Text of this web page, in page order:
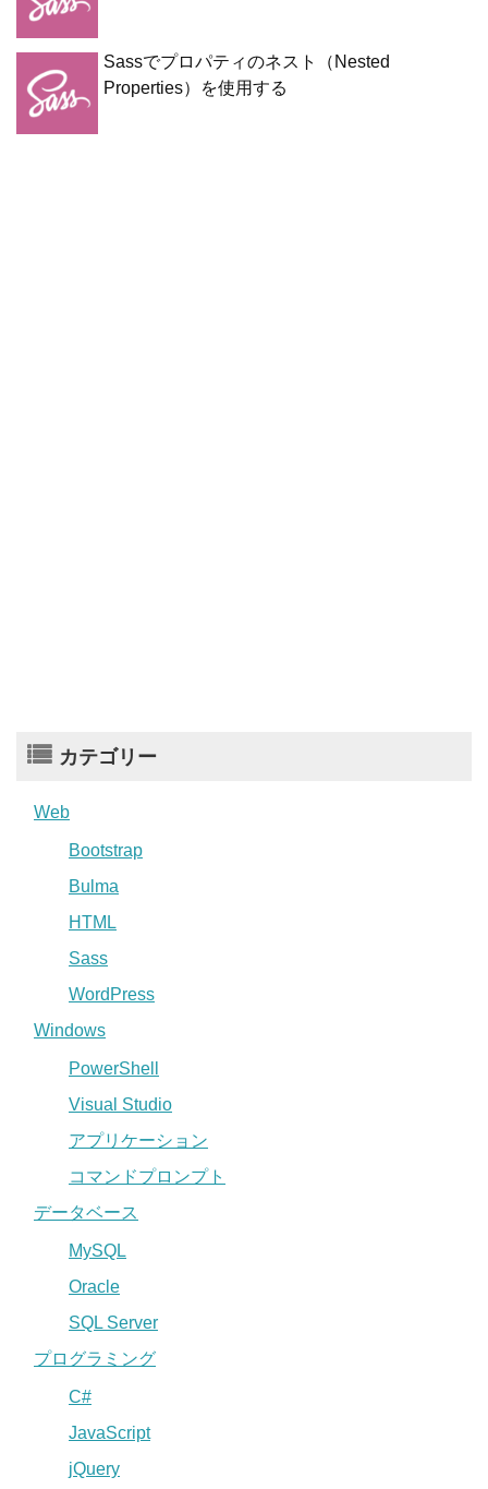
Sassでプロパティのネスト（Nested
Properties）を使用する
カテゴリー
Web
Bootstrap
Bulma
HTML
Sass
WordPress
Windows
PowerShell
Visual Studio
アプリケーション
コマンドプロンプト
データベース
MySQL
Oracle
SQL Server
プログラミング
C#
JavaScript
jQuery